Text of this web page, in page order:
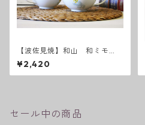
【波佐見焼】和山 和ミモ
ザ スープマグ
¥2,420
セール中の商品